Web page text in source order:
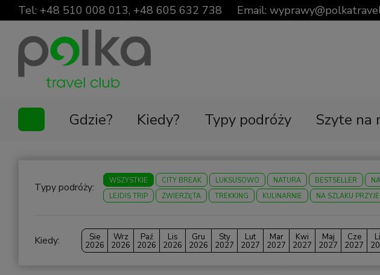
Tel: +48 510 008 013, +48 605 632 738 Email:
Gdzie? Kiedy? Typy podróży Szyte na
Typy podróży:
WSZYSTKIE CITY BREAK LUKSUSOWO NATURA BESTSELLER
LEJDIS TRIP
ZWIERZĘTA TREKKING KULINARNIE NA SZLAKU
Kiedy: Sie
2026
Wrz
2026
Paź
2026
Lis
2026
Gru
2026
Sty
2027
Lut
2027
Mar
2027
Kwi
2027
Maj
2027
Cze
2027